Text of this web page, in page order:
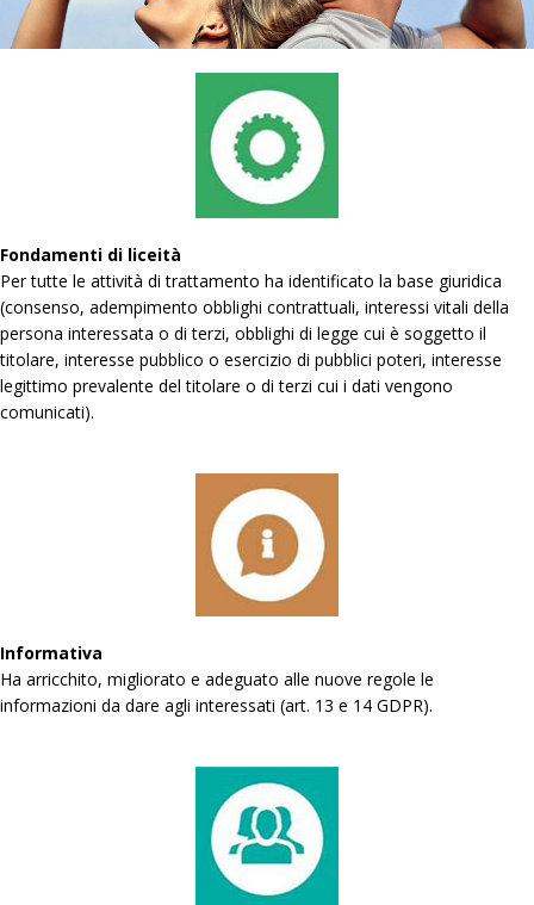
Fondamenti di liceità
Per tutte le attività di trattamento ha identificato la base giuridica
(consenso, adempimento obblighi contrattuali, interessi vitali della
persona interessata o di terzi, obblighi di legge cui è soggetto il
titolare, interesse pubblico o esercizio di pubblici poteri, interesse
legittimo prevalente del titolare o di terzi cui i dati vengono
comunicati).
Informativa
Ha arricchito, migliorato e adeguato alle nuove regole le
informazioni da dare agli interessati (art. 13 e 14 GDPR).